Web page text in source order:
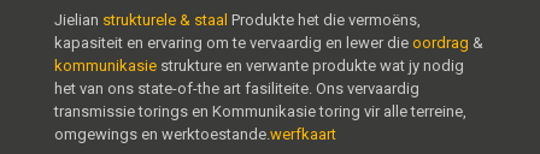
Jielian strukturele & staal Produkte het die vermoëns,
kapasiteit en ervaring om te vervaardig en lewer die oordrag &
kommunikasie strukture en verwante produkte wat jy nodig
het van ons state-of-the art fasiliteite. Ons vervaardig
transmissie torings en Kommunikasie toring vir alle terreine,
omgewings en werktoestande. werfkaart